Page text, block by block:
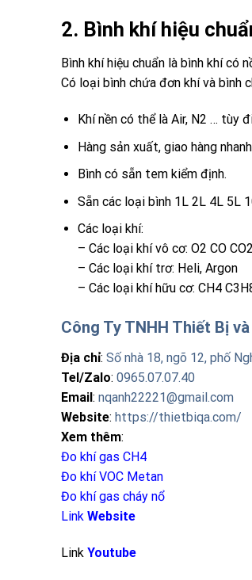
2. Bình khí hiệu
Bình khí hiệu chuẩn là bình khí có
Có loại bình chứa đơn khí và bình
Khí nền có thể là Air, N2 … tùy
Hàng sản xuất, giao hàng
Bình có sẵn tem kiểm định.
Sẵn các loại bình 1L 2L 4L 5L
Các loại khí:
– Các loại khí vô cơ: O2 CO
– Các loại khí trơ: Heli, Argon
– Các loại khí hữu cơ: CH4
Công Ty TNHH Thiết Bị
Địa chỉ: Số nhà 18, ngõ 12, phố
Tel/Zalo: 0965.07.07.40
Email : nqanh22221@gmail.com
Website: https://thietbiqa.com/
Xem thêm:
Đo khí gas CH4
Đo khí VOC Metan
Đo khí gas cháy nổ
Link Website
Link Youtube